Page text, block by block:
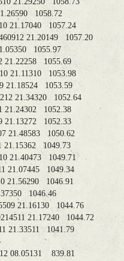
21.26590 1058.72
21.17040 1057.24
21.20149 1057.20
21.05350 1055.97
21.22258 1055.69
21.11310 1053.98
21.18524 1053.59
21.34320 1052.64
21.24302 1052.38
21.13272 1052.33
21.48583 1050.62
21.15362 1049.73
21.40473 1049.71
21.07445 1049.34
21.56290 1046.91
1046.46
21.16130 1044.76
21.17240 1044.72
21.33511 1041.79
08.05131 839.81